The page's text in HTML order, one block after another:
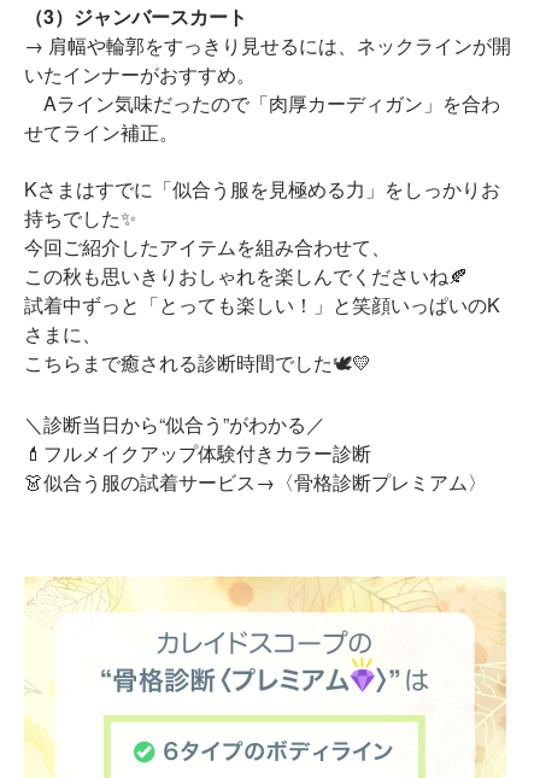
（3）ジャンバースカート
→ 肩幅や輪郭をすっきり見せるには、ネックラインが開
いたインナーがおすすめ。
Aライン気味だったので「肉厚カーディガン」を合わ
せてライン補正。
Kさまはすでに「似合う服を見極める力」をしっかりお
持ちでした✨
今回ご紹介したアイテムを組み合わせて、
この秋も思いきりおしゃれを楽しんでくださいね🍂
試着中ずっと「とっても楽しい！」と笑顔いっぱいのK
さまに、
こちらまで癒される診断時間でした🕊💛
＼診断当日から“似合う”がわかる／
💄フルメイクアップ体験付きカラー診断
👗似合う服の試着サービス→〈骨格診断プレミアム〉